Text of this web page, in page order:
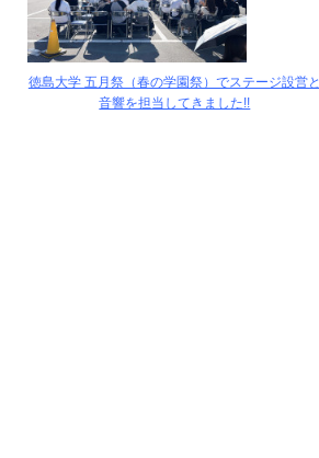
徳島大学 五月祭（春の学園祭）でステージ設営と
音響を担当してきました!!